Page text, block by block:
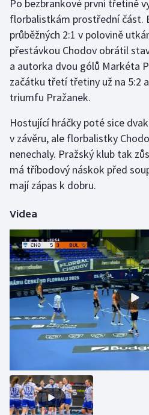
Florbal
Golf
Gymnastika
Házená
Jezdectví
Krasobruslení
Lezení
Lyže a snowboard
Moderní pětiboj
Olympijské hry
Parasport
Po bezbrankové první třetině
florbalistkám prostřední část.
průběžných 2:1 v polovině
přestávkou Chodov obrátil
a autorka dvou gólů Markéta
začátku třetí třetiny už na 5:2
triumfu Pražanek.
Hostující hráčky poté sice
v závěru, ale florbalistky
nenechaly. Pražský klub tak
má tříbodový náskok před
mají zápas k dobru.
Videa